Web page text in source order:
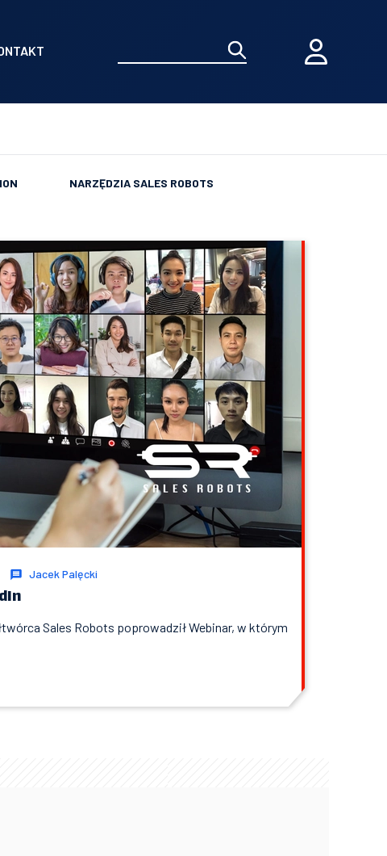
NARZĘDZIA SALES ROBOTS
Jacek Palęcki
Sales Robots poprowadził Webinar, w którym